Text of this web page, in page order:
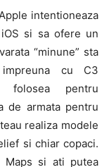
intentioneaza
si sa ofere un
“minune” sta
cu C3
folosea pentru
de armata pentru
realiza modele
si chiar copaci.
Maps si ati putea